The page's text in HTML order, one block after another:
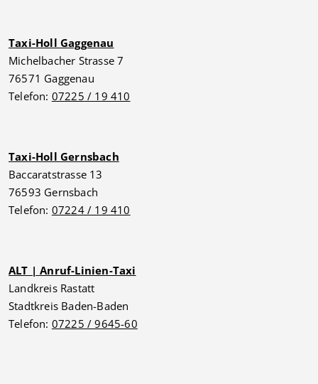
Taxi-Holl Gaggenau
Michelbacher Strasse 7
76571 Gaggenau
Telefon: 07225 / 19 410
Taxi-Holl Gernsbach
Baccaratstrasse 13
76593 Gernsbach
Telefon: 07224 / 19 410
ALT | Anruf-Linien-Taxi
Landkreis Rastatt
Stadtkreis Baden-Baden
Telefon: 07225 / 9645-60